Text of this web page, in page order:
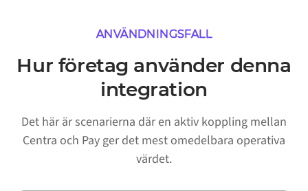
ANVÄNDNINGSFALL
Hur företag använder denna
integration
Det här är scenarierna där en aktiv koppling mellan
Centra och Pay ger det mest omedelbara operativa
värdet.